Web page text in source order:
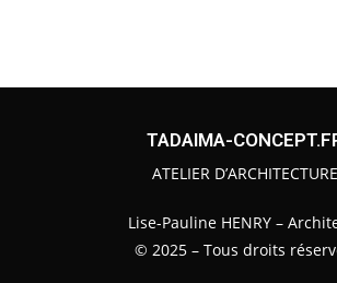
TADAIMA-
ATELIER D’ARCHITECTURE
Lise-Pauline HENRY –
© 2025 – Tous droits